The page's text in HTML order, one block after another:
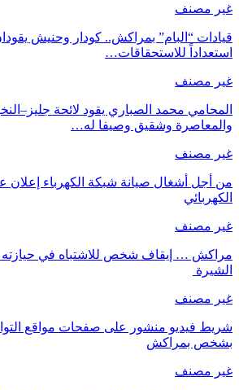
غير مصنف
قيادات “البام” بمراكش.. كودار وحنيش
استعداداً للاستحقاقات…
غير مصنف
المحامي محمد الصباري يقود لائحة
والمعاصرة وشقيق وصيفا له…
غير مصنف
من أجل أشغال صيانة شبكة الكهرباء إعلان عن
الكهربائي
غير مصنف
مراكش … إيقاف شخص للاشتباه في حيازته
الشيرة
غير مصنف
شريط فيديو منشور على صفحات مواقع
بشخص بمراكش
غير مصنف